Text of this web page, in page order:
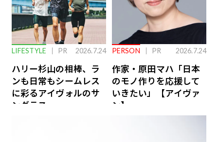
LIFESTYLE PR 2026.7.24
ハリー杉山の相棒、ラ
ンも日常もシームレス
に彩るアイヴォルのサ
ングラス
PERSON PR 2026.7.24
作家・原田マハ「日本
のモノ作りを応援して
いきたい」【アイヴァ
ン】